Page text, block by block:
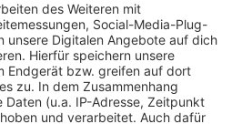
vollständigen Konzepte bis
12 Uhreinreichen –
Ausschreibungsblatt
Nettetal. Alle
stehen zusätzlich im